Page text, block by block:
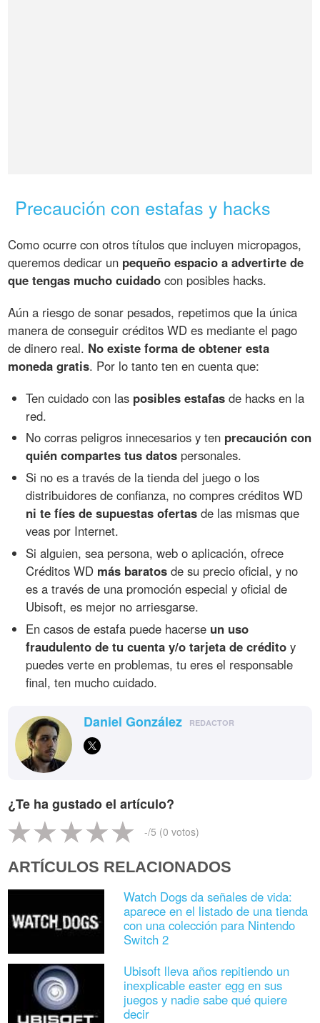
Precaución con estafas y hacks
Como ocurre con otros títulos que incluyen micropagos,
queremos dedicar un pequeño espacio a advertirte de
que tengas mucho cuidado con posibles hacks.
Aún a riesgo de sonar pesados, repetimos que la única
manera de conseguir créditos WD es mediante el pago
de dinero real. No existe forma de obtener esta
moneda gratis. Por lo tanto ten en cuenta que:
Ten cuidado con las posibles estafas de hacks en la
red.
No corras peligros innecesarios y ten precaución con
quién compartes tus datos personales.
Si no es a través de la tienda del juego o los
distribuidores de confianza, no compres créditos WD
ni te fíes de supuestas ofertas de las mismas que
veas por Internet.
Si alguien, sea persona, web o aplicación, ofrece
Créditos WD más baratos de su precio oficial, y no
es a través de una promoción especial y oficial de
Ubisoft, es mejor no arriesgarse.
En casos de estafa puede hacerse un uso
fraudulento de tu cuenta y/o tarjeta de crédito y
puedes verte en problemas, tu eres el responsable
final, ten mucho cuidado.
Daniel González REDACTOR
¿Te ha gustado el artículo?
-/5 (0 votos)
ARTÍCULOS RELACIONADOS
Watch Dogs da señales de vida:
aparece en el listado de una tienda
con una colección para Nintendo
Switch 2
Ubisoft lleva años repitiendo un
inexplicable easter egg en sus
juegos y nadie sabe qué quiere
decir